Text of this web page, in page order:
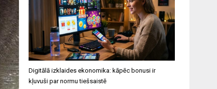
Digitālā izklaides ekonomika: kāpēc bonusi ir
kļuvuši par normu tiešsaistē